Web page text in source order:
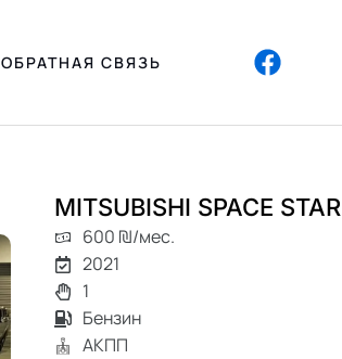
ОБРАТНАЯ СВЯЗЬ
MITSUBISHI SPACE STAR
600 ₪/мес.
2021
1
Бензин
АКПП